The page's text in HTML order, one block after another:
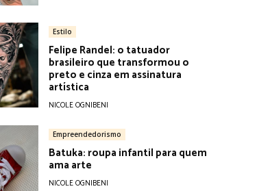
Estilo
Felipe Randel: o tatuador
brasileiro que transformou o
preto e cinza em assinatura
artística
NICOLE OGNIBENI
Empreendedorismo
Batuka: roupa infantil para quem
ama arte
NICOLE OGNIBENI